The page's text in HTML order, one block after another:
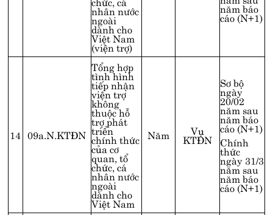
nhân nước
ngoài
dành cho
Việt Nam
(viện trợ)
năm báo
cáo (N+1)
14 09a.N.KTĐN
Tổng hợp
tình hình
tiếp nhận
viện trợ
không
thuộc hỗ
trợ phát
triển
chính thức
của cơ
quan, tổ
chức, cá
nhân nước
ngoài
dành cho
Việt Nam
Năm Vụ
KTĐN
Sơ bộ
ngày
20/02
năm sau
năm báo
cáo (N+1)
Chính
thức
ngày 31/3
năm sau
năm báo
cáo (N+1)